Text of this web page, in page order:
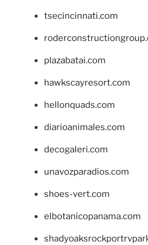
tsecincinnati.com
plazabatai.com
hawkscayresort.com
hellonquads.com
diarioanimales.com
decogaleri.com
unavozparadios.com
shoes-vert.com
elbotanicopanama.com